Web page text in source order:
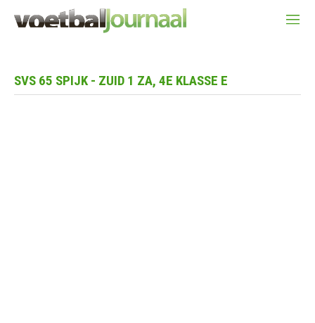
SVS 65 SPIJK - ZUID 1 ZA, 4E KLASSE E